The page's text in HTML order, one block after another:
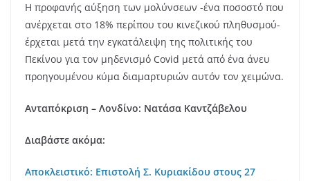
Η προφανής αύξηση των μολύνσεων -ένα ποσοστό που
ανέρχεται στο 18% περίπου του κινεζικού πληθυσμού-
έρχεται μετά την εγκατάλειψη της πολιτικής του
Πεκίνου για τον μηδενισμό Covid μετά από ένα άνευ
προηγουμένου κύμα διαμαρτυριών αυτόν τον χειμώνα.
Ανταπόκριση – Λονδίνο: Νατάσα Καντζάβελου
Διαβάστε ακόμα:
Αποκλειστικό: Επιστολή Σ. Κυριακίδου στους 27